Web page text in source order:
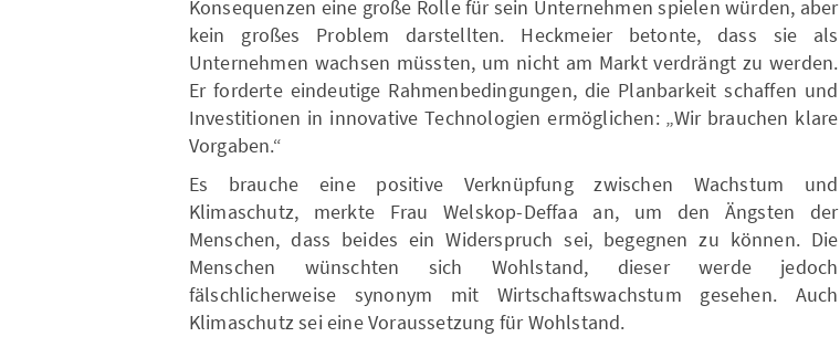
Konsequenzen eine große Rolle für sein Unternehmen spielen würden, aber
kein großes Problem darstellten. Heckmeier betonte, dass sie als
Unternehmen wachsen müssten, um nicht am Markt verdrängt zu werden.
Er forderte eindeutige Rahmenbedingungen, die Planbarkeit schaffen und
Investitionen in innovative Technologien ermöglichen: „Wir brauchen klare
Vorgaben.“
Es brauche eine positive Verknüpfung zwischen Wachstum und
Klimaschutz, merkte Frau Welskop-Deffaa an, um den Ängsten der
Menschen, dass beides ein Widerspruch sei, begegnen zu können. Die
Menschen wünschten sich Wohlstand, dieser werde jedoch
fälschlicherweise synonym mit Wirtschaftswachstum gesehen. Auch
Klimaschutz sei eine Voraussetzung für Wohlstand.